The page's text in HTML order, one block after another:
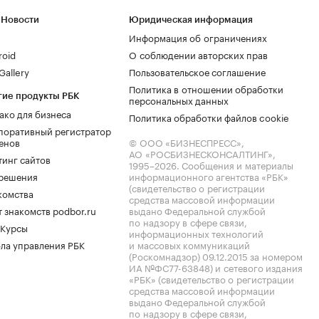
продукты РБК
для бизнеса
регистратор
сайтов
знакомств podbor.ru
управления РБК
Юридическая информация
Информация об ограничениях
О соблюдении авторских прав
Пользовательское соглашение
Политика в отношении обработки
персональных данных
Политика обработки файлов cookie
© ООО «БИЗНЕСПРЕСС»,
АО «РОСБИЗНЕСКОНСАЛТИНГ»,
1995–2026. Сообщения и материалы
информационного агентства «РБК»
(свидетельство о регистрации
средства массовой информации
выдано Федеральной службой
по надзору в сфере связи,
информационных технологий
и массовых коммуникаций
(Роскомнадзор) 09.12.2015 за номером
ИА №ФС77-63848) и сетевого издания
«РБК» (свидетельство о регистрации
средства массовой информации
выдано Федеральной службой
по надзору в сфере связи,